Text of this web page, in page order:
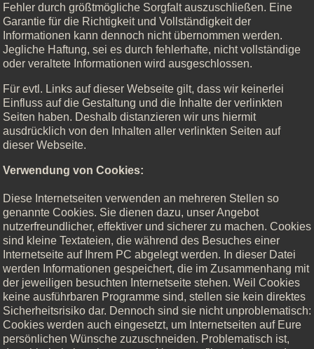
Fehler durch größtmögliche Sorgfalt auszuschließen. Eine
Garantie für die Richtigkeit und Vollständigkeit der
Informationen kann dennoch nicht übernommen werden.
Jegliche Haftung, sei es durch fehlerhafte, nicht vollständige
oder veraltete Informationen wird ausgeschlossen.
Für evtl. Links auf dieser Webseite gilt, dass wir keinerlei
Einfluss auf die Gestaltung und die Inhalte der verlinkten
Seiten haben. Deshalb distanzieren wir uns hiermit
ausdrücklich von den Inhalten aller verlinkten Seiten auf
dieser Webseite.
Verwendung von Cookies:
Diese Internetseiten verwenden an mehreren Stellen so
genannte Cookies. Sie dienen dazu, unser Angebot
nutzerfreundlicher, effektiver und sicherer zu machen. Cookies
sind kleine Textateien, die während des Besuches einer
Internetseite auf Ihrem PC abgelegt werden. In dieser Datei
werden Informationen gespeichert, die im Zusammenhang mit
der jeweiligen besuchten Internetseite stehen. Weil Cookies
keine ausführbaren Programme sind, stellen sie kein direktes
Sicherheitsrisiko dar. Dennoch sind sie nicht unproblematisch:
Cookies werden auch eingesetzt, um Internetseiten auf Eure
persönlichen Wünsche zuzuschneiden. Problematisch ist,